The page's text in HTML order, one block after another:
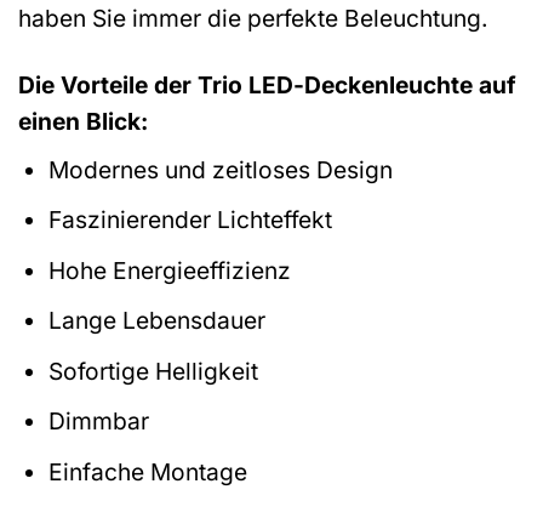
haben Sie immer die perfekte Beleuchtung.
Die Vorteile der Trio LED-Deckenleuchte auf
einen Blick:
Modernes und zeitloses Design
Faszinierender Lichteffekt
Hohe Energieeffizienz
Lange Lebensdauer
Sofortige Helligkeit
Dimmbar
Einfache Montage